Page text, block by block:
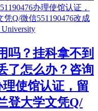
吗？挂科拿不到
了怎么办？咨询
理使馆认证，留
登大学文凭Q/